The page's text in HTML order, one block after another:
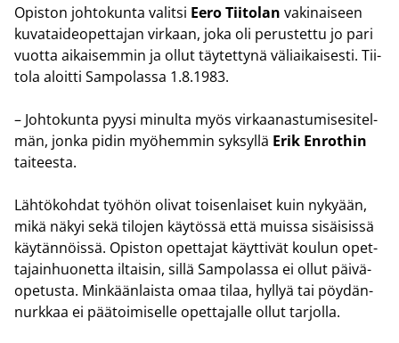
Opis­ton joh­to­kun­ta va­lit­si Eero Tii­to­lan va­ki­nai­seen
ku­va­tai­deo­pet­ta­jan vir­kaan, joka oli pe­rus­tet­tu jo pari
vuot­ta ai­kai­sem­min ja ollut täy­tet­ty­nä vä­liai­kai­ses­ti. Tii­
to­la aloit­ti Sam­po­las­sa 1.8.1983.
– Joh­to­kun­ta pyysi mi­nul­ta myös vir­kaa­nas­tu­mi­se­si­tel­
män, jonka pidin myö­hem­min syk­syl­lä Erik En­rot­hin
tai­tees­ta.
Läh­tö­koh­dat työ­hön oli­vat toi­sen­lai­set kuin ny­ky­ään,
mikä näkyi sekä ti­lo­jen käy­tös­sä että muis­sa si­säi­sis­sä
käy­tän­nöis­sä. Opis­ton opet­ta­jat käyt­ti­vät kou­lun opet­
ta­jain­huo­net­ta il­tai­sin, sillä Sam­po­las­sa ei ollut päi­vä­
ope­tus­ta. Min­kään­lais­ta omaa tilaa, hyl­lyä tai pöy­dän­
nurk­kaa ei pää­toi­mi­sel­le opet­ta­jal­le ollut tar­jol­la.